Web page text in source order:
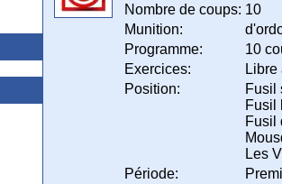
Nombre de coups: 10
Munition:
Programme:
10
Exercices:
Position:
Fusil
Fusil
Fusil
Les
Période: